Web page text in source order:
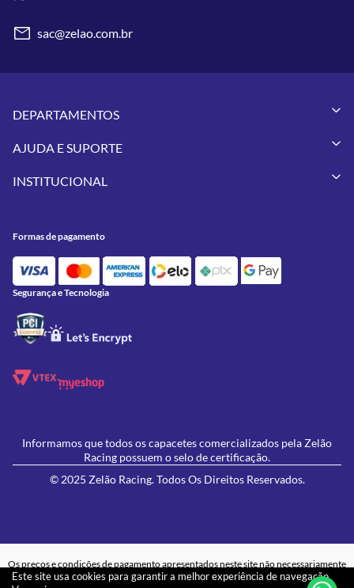
Este site usa cookies para garantir a melhor experiência de navegação.
sac@zelao.com.br
DEPARTAMENTOS
Vestuários
Pneus
Utilidades
Feminino
Lançamentos
AJUDA E SUPORTE
Meus Pedidos
Política de Privacidade
Política de Campanhas e promoções
INSTITUCIONAL
Contato
Oficina/Serviços
Formas de pagamento
Segurança e Tecnologia
Informamos que todos os capacetes comercializados pela Zelão
Racing possuem o selo de certificação.
© 2025 Zelão Racing. Todos Os Direitos Reservados.
Os preços e condições de pagamento apresentados neste site não necessariamente
valem para a loja física 'Zelão Racing', e somente são válidos para as compras